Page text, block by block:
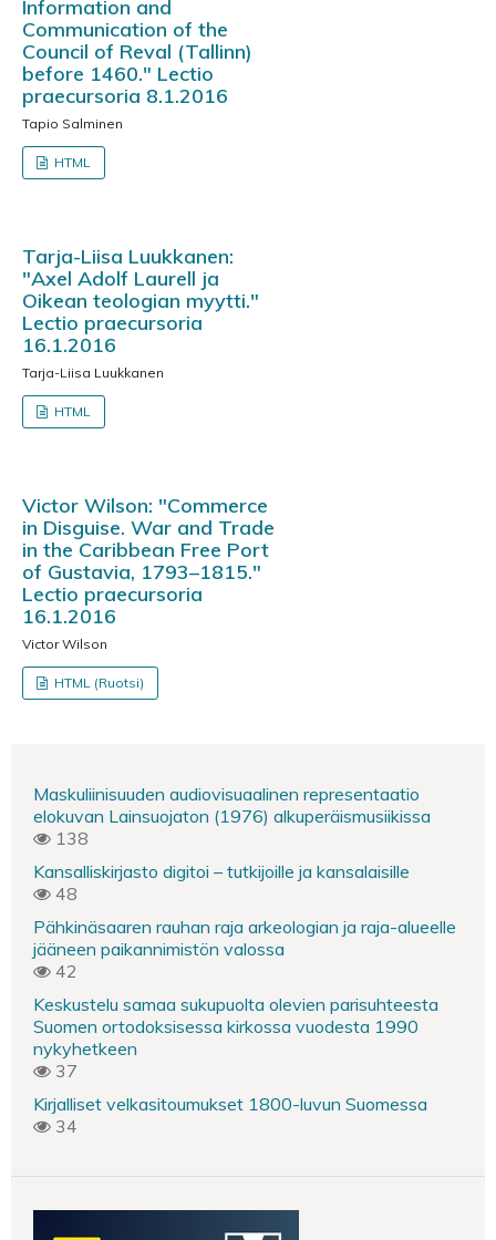
Information and
Communication of the
Council of Reval (Tallinn)
before 1460." Lectio
praecursoria 8.1.2016
Tapio Salminen
HTML
Tarja-Liisa Luukkanen:
"Axel Adolf Laurell ja
Oikean teologian myytti."
Lectio praecursoria
16.1.2016
Tarja-Liisa Luukkanen
HTML
Victor Wilson: "Commerce
in Disguise. War and Trade
in the Caribbean Free Port
of Gustavia, 1793–1815."
Lectio praecursoria
16.1.2016
Victor Wilson
HTML (Ruotsi)
Maskuliinisuuden audiovisuaalinen representaatio
elokuvan Lainsuojaton (1976) alkuperäismusiikissa
138
Kansalliskirjasto digitoi – tutkijoille ja kansalaisille
48
Pähkinäsaaren rauhan raja arkeologian ja raja-alueelle
jääneen paikannimistön valossa
42
Keskustelu samaa sukupuolta olevien parisuhteesta
Suomen ortodoksisessa kirkossa vuodesta 1990
nykyhetkeen
37
Kirjalliset velkasitoumukset 1800-luvun Suomessa
34